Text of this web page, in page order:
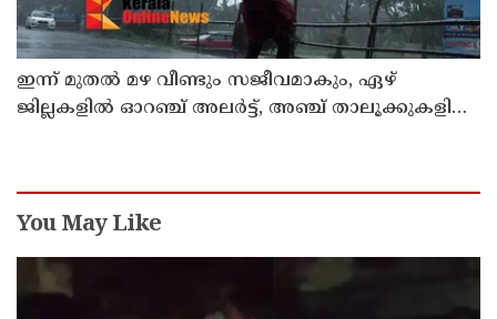
ഇന്ന് മുതല്‍ മഴ വീണ്ടും സജീവമാകും, ഏഴ്
ജില്ലകളില്‍ ഓറഞ്ച് അലര്‍ട്ട്, അഞ്ച് താലൂക്കുകളില്‍
You May Like